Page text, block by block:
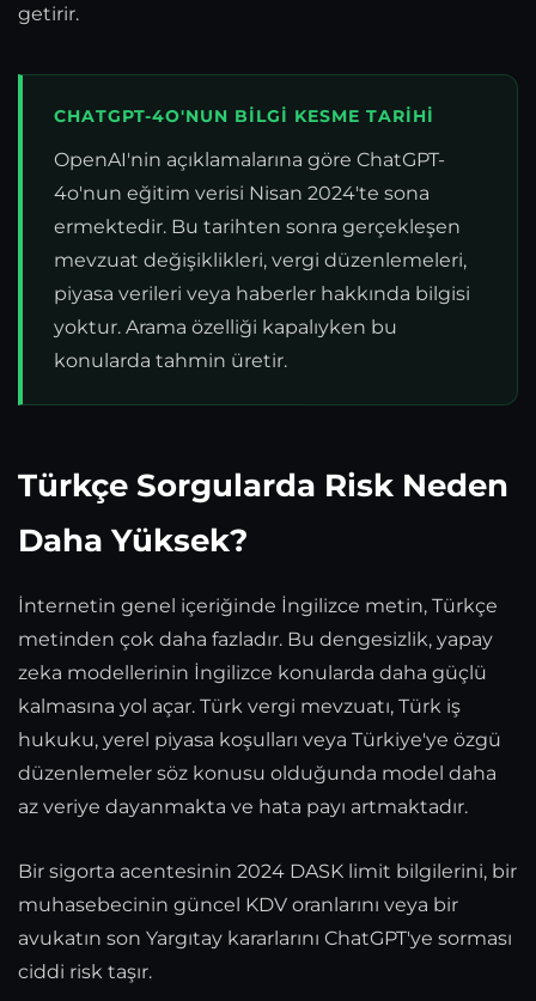
getirir.
CHATGPT-4O'NUN BILGI KESME TARIHI
OpenAI'nin açıklamalarına göre ChatGPT-
4o'nun eğitim verisi Nisan 2024'te sona
ermektedir. Bu tarihten sonra gerçekleşen
mevzuat değişiklikleri, vergi düzenlemeleri,
piyasa verileri veya haberler hakkında bilgisi
yoktur. Arama özelliği kapalıyken bu
konularda tahmin üretir.
Türkçe Sorgularda Risk Neden
Daha Yüksek?
İnternetin genel içeriğinde İngilizce metin, Türkçe
metinden çok daha fazladır. Bu dengesizlik, yapay
zeka modellerinin İngilizce konularda daha güçlü
kalmasına yol açar. Türk vergi mevzuatı, Türk iş
hukuku, yerel piyasa koşulları veya Türkiye'ye özgü
düzenlemeler söz konusu olduğunda model daha
az veriye dayanmakta ve hata payı artmaktadır.
Bir sigorta acentesinin 2024 DASK limit bilgilerini, bir
muhasebecinin güncel KDV oranlarını veya bir
avukatın son Yargıtay kararlarını ChatGPT'ye sorması
ciddi risk taşır.